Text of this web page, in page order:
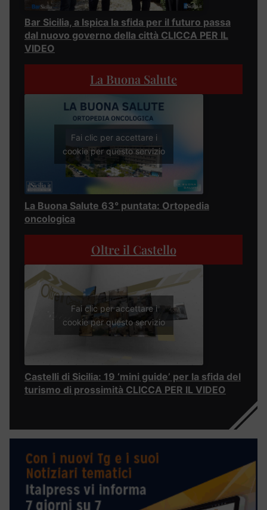
Bar Sicilia, a Ispica la sfida per il futuro passa
dal nuovo governo della città CLICCA PER IL
VIDEO
La Buona Salute
Fai clic per accettare i
cookie per questo servizio
La Buona Salute 63° puntata: Ortopedia
oncologica
Oltre il Castello
Fai clic per accettare i
cookie per questo servizio
Castelli di Sicilia: 19 ‘mini guide’ per la sfida del
turismo di prossimità CLICCA PER IL VIDEO